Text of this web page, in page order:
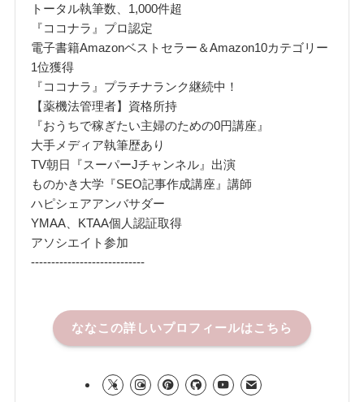
トータル執筆数、1,000件超
『ココナラ』プロ認定
電子書籍Amazonベストセラー＆Amazon10カテゴリー
1位獲得
『ココナラ』プラチナランク継続中！
【薬機法管理者】資格所持
『おうちで稼ぎたい主婦のための0円講座』
大手メディア執筆歴あり
TV朝日『スーパーJチャンネル』出演
ものかき大学『SEO記事作成講座』講師
ハピシェアアンバサダー
YMAA、KTAA個人認証取得
アソシエイト参加
----------------------------
ななこの詳しいプロフィールはこちら